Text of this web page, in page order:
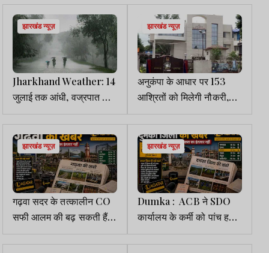
झारखंड न्यूज़
Jharkhand Weather: 14
जुलाई तक आंधी, वज्रपात और
तेज हवा के साथ बारिश का
अलर्ट
झारखंड न्यूज़
अनुकंपा के आधार पर 153
आश्रितों को मिलेगी नौकरी,
पुलिस मुख्यालय ने लंबित
मामलों को निपटाया
झारखंड न्यूज़
गढ़वा सदर के तत्कालीन CO
सफी आलम की बढ़ सकती हैं
मुश्किलें, ACB ने शिकायतकर्ता
को गवाही के लिए बुलाया
झारखंड न्यूज़
Dumka : ACB ने SDO
कार्यालय के कर्मी को पांच हजार
रिश्वत लेते किया गिरफ्तार